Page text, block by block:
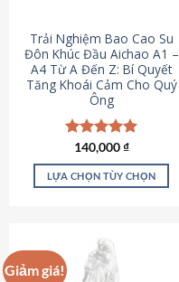
Trải Nghiệm Bao Cao Su
Đôn Khúc Đầu Aichao A1 –
A4 Từ A Đến Z: Bí Quyết
Tăng Khoái Cảm Cho Quý
Ông
Được xếp
hạng4.88
5 sao
140,000₫
LỰA CHỌN TÙY CHỌN
có
nhiều
Giảm giá!